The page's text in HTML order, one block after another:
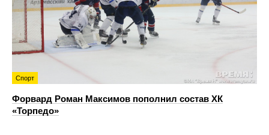
Спорт
Форвард Роман Максимов пополнил состав ХК
«Торпедо»